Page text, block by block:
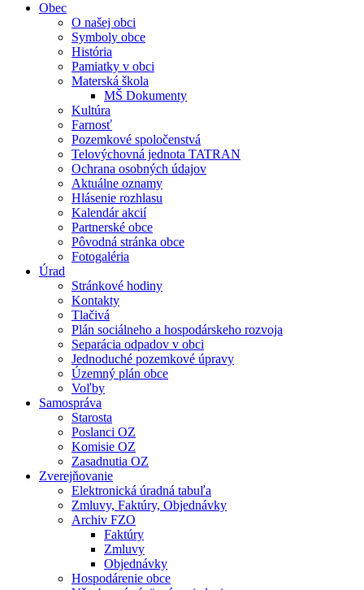
Obec
O našej obci
Symboly obce
História
Pamiatky v obci
Materská škola
MŠ Dokumenty
Kultúra
Farnosť
Pozemkové spoločenstvá
Telovýchovná jednota TATRAN
Ochrana osobných údajov
Aktuálne oznamy
Hlásenie rozhlasu
Kalendár akcií
Partnerské obce
Pôvodná stránka obce
Fotogaléria
Úrad
Stránkové hodiny
Kontakty
Tlačivá
Plán sociálneho a hospodárskeho rozvoja
Separácia odpadov v obci
Jednoduché pozemkové úpravy
Územný plán obce
Voľby
Samospráva
Starosta
Poslanci OZ
Komisie OZ
Zasadnutia OZ
Zverejňovanie
Elektronická úradná tabuľa
Zmluvy, Faktúry, Objednávky
Archiv FZO
Faktúry
Zmluvy
Objednávky
Hospodárenie obce